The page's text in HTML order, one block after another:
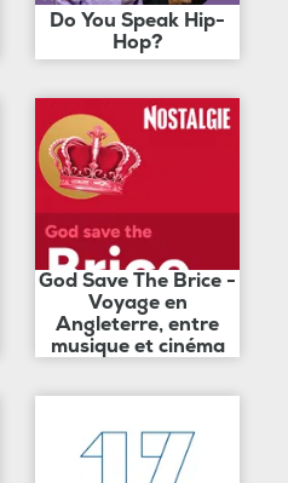
Do You Speak Hip-
Hop?
God Save The Brice -
Voyage en
Angleterre, entre
musique et cinéma